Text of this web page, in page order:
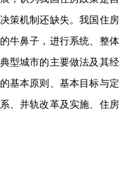
策机制还缺失。我国住房
牛鼻子，进行系统、整体
型城市的主要做法及其经
基本原则、基本目标与定
、并轨改革及实施、住房